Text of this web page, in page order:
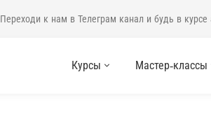
Переходи к нам в Телеграм канал и будь в
Курсы Мастер-классы